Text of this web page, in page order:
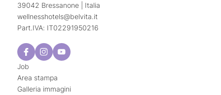
39042 Bressanone | Italia
wellnesshotels@belvita.it
Part.IVA: IT02291950216
Job
Area stampa
Galleria immagini